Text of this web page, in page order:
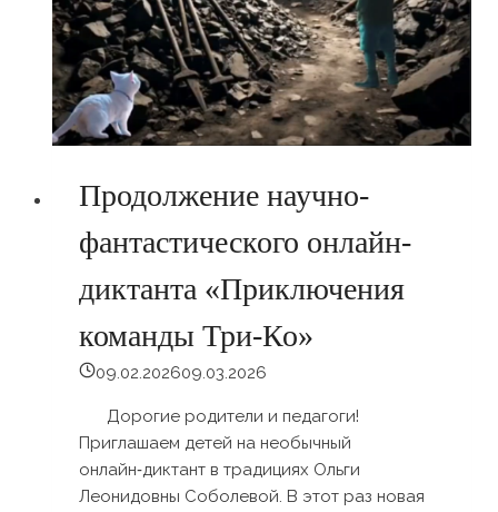
Продолжение научно-
фантастического онлайн-
диктанта «Приключения
команды Три-Ко»
09.02.202609.03.2026
Дорогие родители и педагоги!
Приглашаем детей на необычный
онлайн‑диктант в традициях Ольги
Леонидовны Соболевой. В этот раз новая